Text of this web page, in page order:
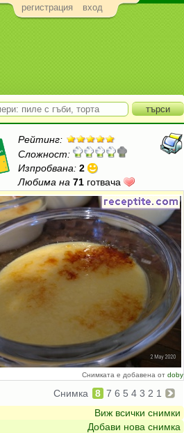
регистрация вход
Рейтинг:
Сложност:
Изпробвана: 2
Любима на 71 готвача
Снимката е добавена от doby
Снимка 8 7 6 5 4 3 2 1
Виж всички снимки
Добави нова снимка